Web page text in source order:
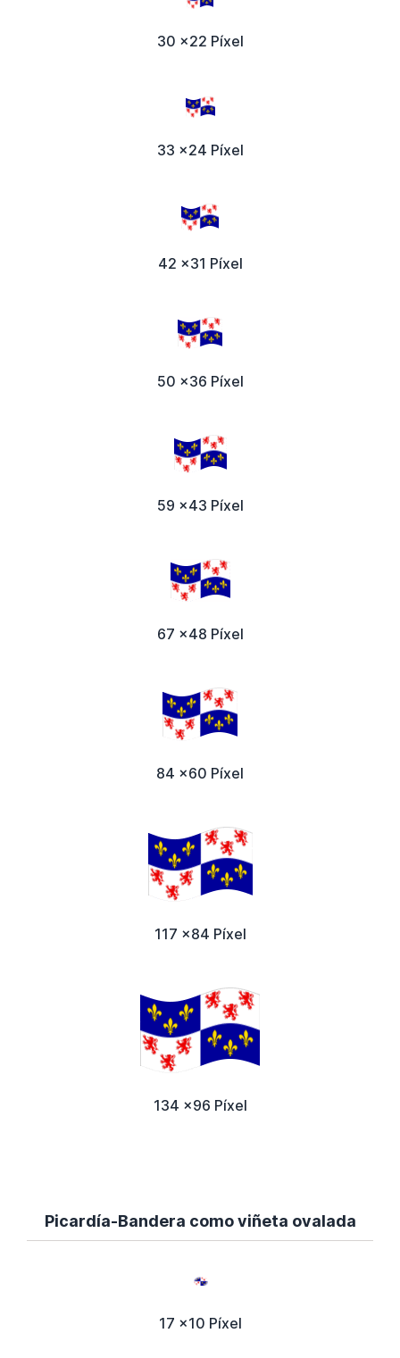
30 x22 Píxel
33 x24 Píxel
42 x31 Píxel
50 x36 Píxel
59 x43 Píxel
67 x48 Píxel
84 x60 Píxel
117 x84 Píxel
134 x96 Píxel
Picardía-Bandera como viñeta ovalada
17 x10 Píxel